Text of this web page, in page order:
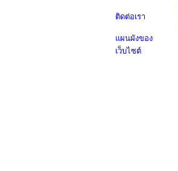
ติดต่อเรา
แผนผังของ
เว็บไซต์